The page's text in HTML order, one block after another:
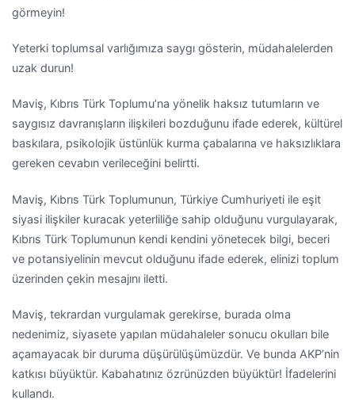
görmeyin!
Yeterki toplumsal varlığımıza saygı gösterin, müdahalelerden
uzak durun!
Maviş, Kıbrıs Türk Toplumu’na yönelik haksız tutumların ve
saygısız davranışların ilişkileri bozduğunu ifade ederek, kültürel
baskılara, psikolojik üstünlük kurma çabalarına ve haksızlıklara
gereken cevabın verileceğini belirtti.
Maviş, Kıbrıs Türk Toplumunun, Türkiye Cumhuriyeti ile eşit
siyasi ilişkiler kuracak yeterliliğe sahip olduğunu vurgulayarak,
Kıbrıs Türk Toplumunun kendi kendini yönetecek bilgi, beceri
ve potansiyelinin mevcut olduğunu ifade ederek, elinizi toplum
üzerinden çekin mesajını iletti.
Maviş, tekrardan vurgulamak gerekirse, burada olma
nedenimiz, siyasete yapılan müdahaleler sonucu okulları bile
açamayacak bir duruma düşürülüşümüzdür. Ve bunda AKP’nin
katkısı büyüktür. Kabahatınız özrünüzden büyüktür! İfadelerini
kullandı.